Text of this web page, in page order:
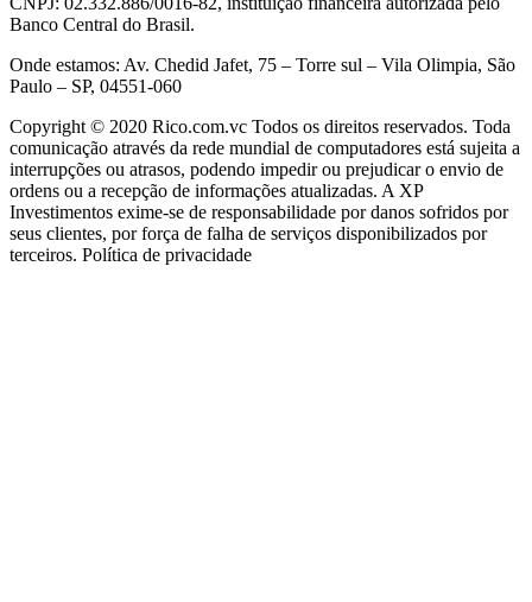
Banco Central do Brasil.
Onde estamos: Av. Chedid Jafet, 75 – Torre sul – Vila Olimpia, São
Paulo – SP, 04551-060
Copyright © 2020 Rico.com.vc Todos os direitos reservados. Toda
comunicação através da rede mundial de computadores está sujeita a
interrupções ou atrasos, podendo impedir ou prejudicar o envio de
ordens ou a recepção de informações atualizadas. A XP
Investimentos exime-se de responsabilidade por danos sofridos por
seus clientes, por força de falha de serviços disponibilizados por
terceiros. Política de privacidade